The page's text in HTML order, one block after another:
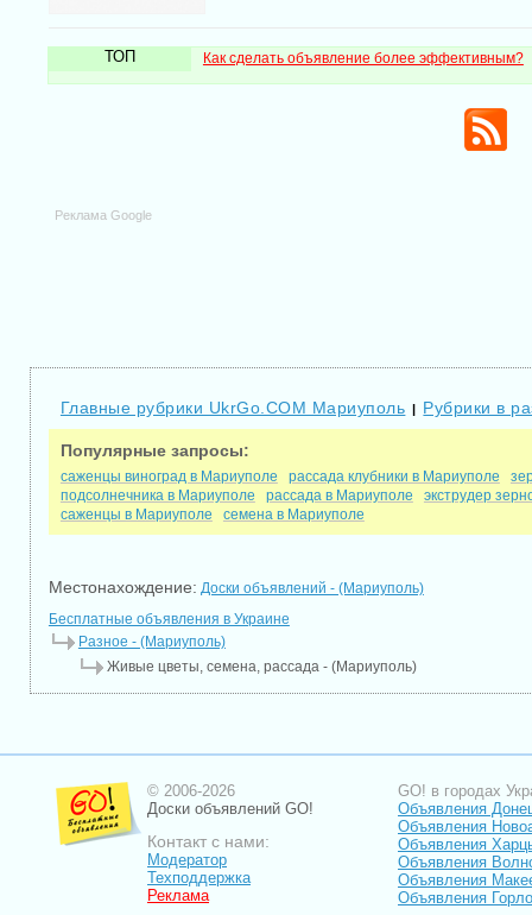
ТОП Как сделать объявление более эффективным?
Реклама Google
Главные рубрики UkrGo.COM Мариуполь | Рубрики в
Популярные запросы:
саженцы виноград в Мариуполе рассада клубники в Мариуполе
подсолнечника в Мариуполе
рассада в Мариуполе
экструдер
саженцы в Мариуполе
семена в Мариуполе
Местонахождение: Доски объявлений - (Мариуполь)
Бесплатные объявления в Украине
Разное - (Мариуполь)
Живые цветы, семена, рассада - (Мариуполь)
© 2006-2026
Доски объявлений GO!
Контакт с нами:
Модератор
Техподдержка
Реклама
GO! в городах
Объявления
Объявления
Объявления
Объявления
Объявления
Объявления